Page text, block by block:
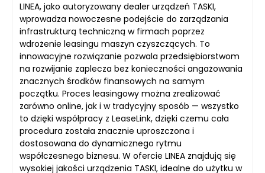
LINEA, jako autoryzowany dealer urządzeń TASKI,
wprowadza nowoczesne podejście do zarządzania
infrastrukturą techniczną w firmach poprzez
wdrożenie leasingu maszyn czyszczących. To
innowacyjne rozwiązanie pozwala przedsiębiorstwom
na rozwijanie zaplecza bez konieczności angażowania
znacznych środków finansowych na samym
początku. Proces leasingowy można zrealizować
zarówno online, jak i w tradycyjny sposób — wszystko
to dzięki współpracy z LeaseLink, dzięki czemu cała
procedura została znacznie uproszczona i
dostosowana do dynamicznego rytmu
współczesnego biznesu. W ofercie LINEA znajdują się
wysokiej jakości urządzenia TASKI, idealne do użytku w